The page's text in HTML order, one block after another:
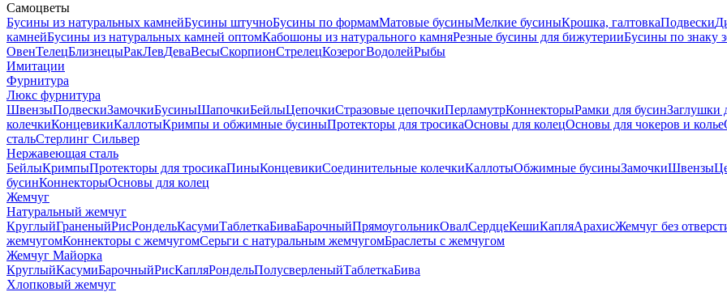
Самоцветы
Бусины из натуральных камнейБусины штучноБусины по формамМатовые бусиныМелкие бусиныКрошка, галтовкаПодвески
камнейБусины из натуральных камней оптомКабошоны из натурального камняРезные бусины для бижутерииБусины по знаку
ОвенТелецБлизнецыРакЛевДеваВесыСкорпионСтрелецКозерогВодолейРыбы
Имитации
Фурнитура
Люкс фурнитура
ШвензыПодвескиЗамочкиБусиныШапочкиБейлыЦепочкиСтразовые цепочкиПерламутрКоннекторыРамки для бусинЗаглушки
колечкиКонцевикиКаллотыКримпы и обжимные бусиныПротекторы для тросикаОсновы для колецОсновы для чокеров и колье
стальСтерлинг Сильвер
Нержавеющая сталь
БейлыКримпыПротекторы для тросикаПиныКонцевикиСоединительные колечкиКаллотыОбжимные бусиныЗамочкиШвензы
бусинКоннекторыОсновы для колец
Жемчуг
Натуральный жемчуг
КруглыйГраненыйРисРондельКасумиТаблеткаБиваБарочныйПрямоугольникОвалСердцеКешиКапляАрахисЖемчуг без
жемчугомКоннекторы с жемчугомСерьги с натуральным жемчугомБраслеты с жемчугом
Жемчуг Майорка
КруглыйКасумиБарочныйРисКапляРондельПолусверленыйТаблеткаБива
Хлопковый жемчуг